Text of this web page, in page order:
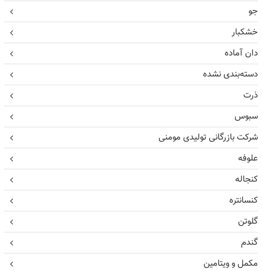
جو
خشکبار
دان آماده
دسته‌بندی نشده
ذرت
سبوس
شرکت بازرگانی تولیدی مومنی
علوفه
کنجاله
کنسانتره
گلوتن
گندم
مکمل و ویتامین